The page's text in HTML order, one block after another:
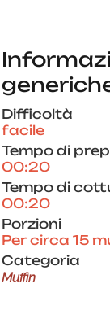
Difficoltà
facile
Tempo di
00:20
Tempo di
00:20
Porzioni
Per circa 15
Categoria
Muffin